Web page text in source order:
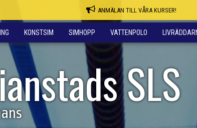
ANMÄLAN TILL VÅRA KURSER!
KONSTSIM SIMHOPP VATTENPOLO
SLS